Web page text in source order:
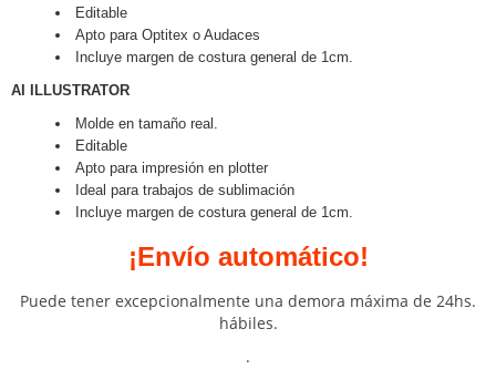
Editable
Apto para Optitex o Audaces
Incluye margen de costura general de 1cm.
AI ILLUSTRATOR
Molde en tamaño real.
Editable
Apto para impresión en plotter
Ideal para trabajos de sublimación
Incluye margen de costura general de 1cm.
¡Envío automático!
Puede tener excepcionalmente una demora máxima de 24hs.
hábiles.
.